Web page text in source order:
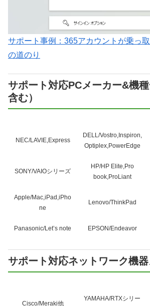
サポート事例：365アカウントが乗っ
の道のり
サポート対応PCメーカー&機
含む）
NEC/LAVIE,Express
DELL/Vostro,Inspiron,
Optiplex,PowerEdge
SONY/VAIOシリーズ
HP/HP Elite,Pro
book,ProLiant
Apple/Mac,iPad,iPho
ne
Lenovo/ThinkPad
Panasonic/Let’s note EPSON/Endeavor
サポート対応ネットワーク機
Cisco/Meraki他
YAMAHA/RTXシリー